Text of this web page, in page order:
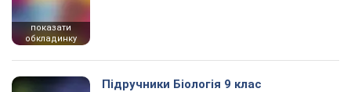
показати
обкладинку
Підручники Біологія 9 клас